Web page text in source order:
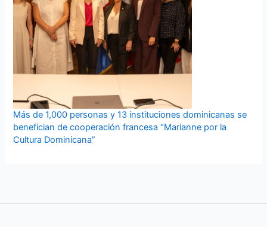
Más de 1,000 personas y 13 instituciones dominicanas se
benefician de cooperación francesa “Marianne por la
Cultura Dominicana”